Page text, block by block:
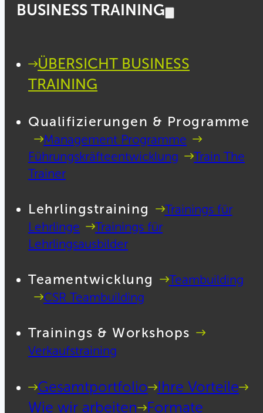
BUSINESS TRAINING
ÜBERSICHT BUSINESS
TRAINING
Qualifizierungen & Programme
Management Programme
Führungskräfteentwicklung
Train The
Trainer
Lehrlingstraining
Trainings für
Lehrlinge
Trainings für
Lehrlingsausbilder
Teamentwicklung
Teambuilding
CSR Teambuilding
Trainings & Workshops
Verkaufstraining
Gesamtportfolio
Ihre Vorteile
Wie wir arbeiten
Formate